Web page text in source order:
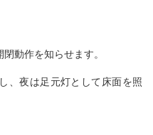
動作を知らせます。
、夜は足元灯として床面を照